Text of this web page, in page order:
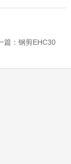
篇： 钢剪EHC30